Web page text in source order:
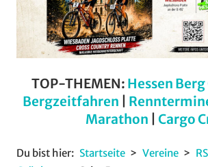
TOP-THEMEN: Hessen
Bergzeitfahren
Marathon
Cargo
Du bist hier: Startseite Vereine